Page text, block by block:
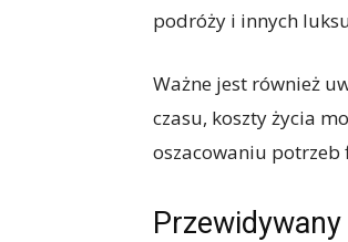
podróży i innych
Ważne jest również
czasu, koszty życia
oszacowaniu potrzeb